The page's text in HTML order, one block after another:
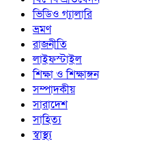
ভিডিও গ্যালারি
ভ্রমণ
রাজনীতি
লাইফস্টাইল
শিক্ষা ও শিক্ষাঙ্গন
সম্পাদকীয়
সারাদেশ
সাহিত্য
স্বাস্থ্য